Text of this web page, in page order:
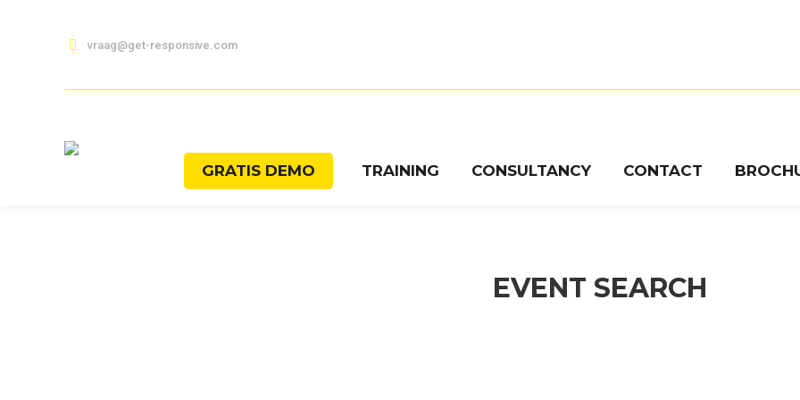
vraag@get-responsive.com
GRATIS DEMO TRAINING CONSULTANCY CONTACT
EVENT SEARCH